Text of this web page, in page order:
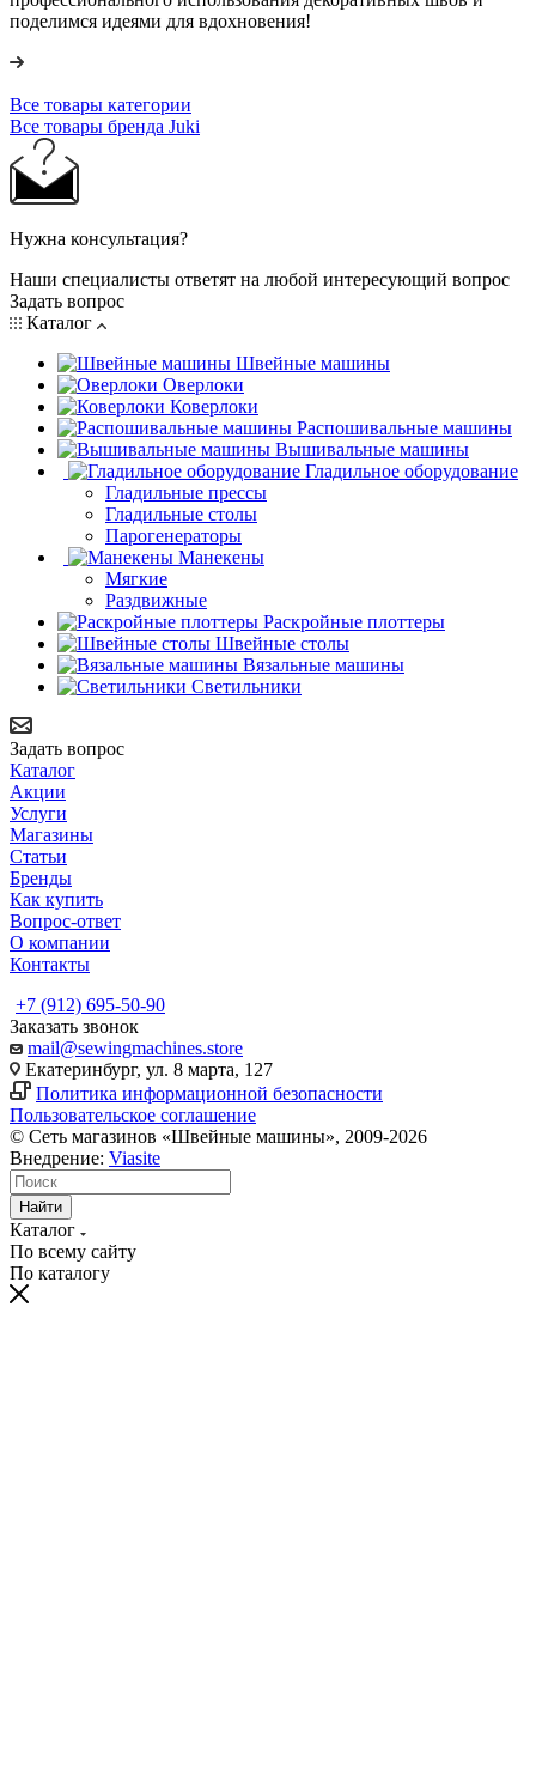
поделимся идеями для вдохновения!
Все товары категории
Все товары бренда Juki
Нужна консультация?
Наши специалисты ответят на любой интересующий вопрос
Задать вопрос
Каталог
Швейные машины
Оверлоки
Коверлоки
Распошивальные машины
Вышивальные машины
Гладильное оборудование
Гладильные прессы
Гладильные столы
Парогенераторы
Манекены
Мягкие
Раздвижные
Раскройные плоттеры
Швейные столы
Вязальные машины
Светильники
Задать вопрос
Каталог
Акции
Услуги
Магазины
Статьи
Бренды
Как купить
Вопрос-ответ
О компании
Контакты
+7 (912) 695-50-90
Заказать звонок
mail@sewingmachines.store
Екатеринбург, ул. 8 марта, 127
Политика информационной безопасности
Пользовательское соглашение
© Сеть магазинов «Швейные машины», 2009-2026
Внедрение: Viasite
Найти
Каталог
По всему сайту
По каталогу